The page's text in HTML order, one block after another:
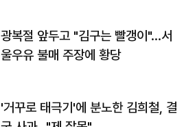
광복절 앞두고 "김구는 빨갱이"…서
울우유 불매 주장에 황당
'거꾸로 태극기'에 분노한 김희철, 결